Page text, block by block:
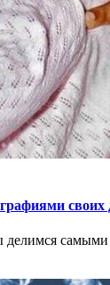
своих
делимся